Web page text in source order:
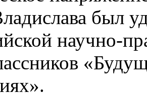
был
научно-